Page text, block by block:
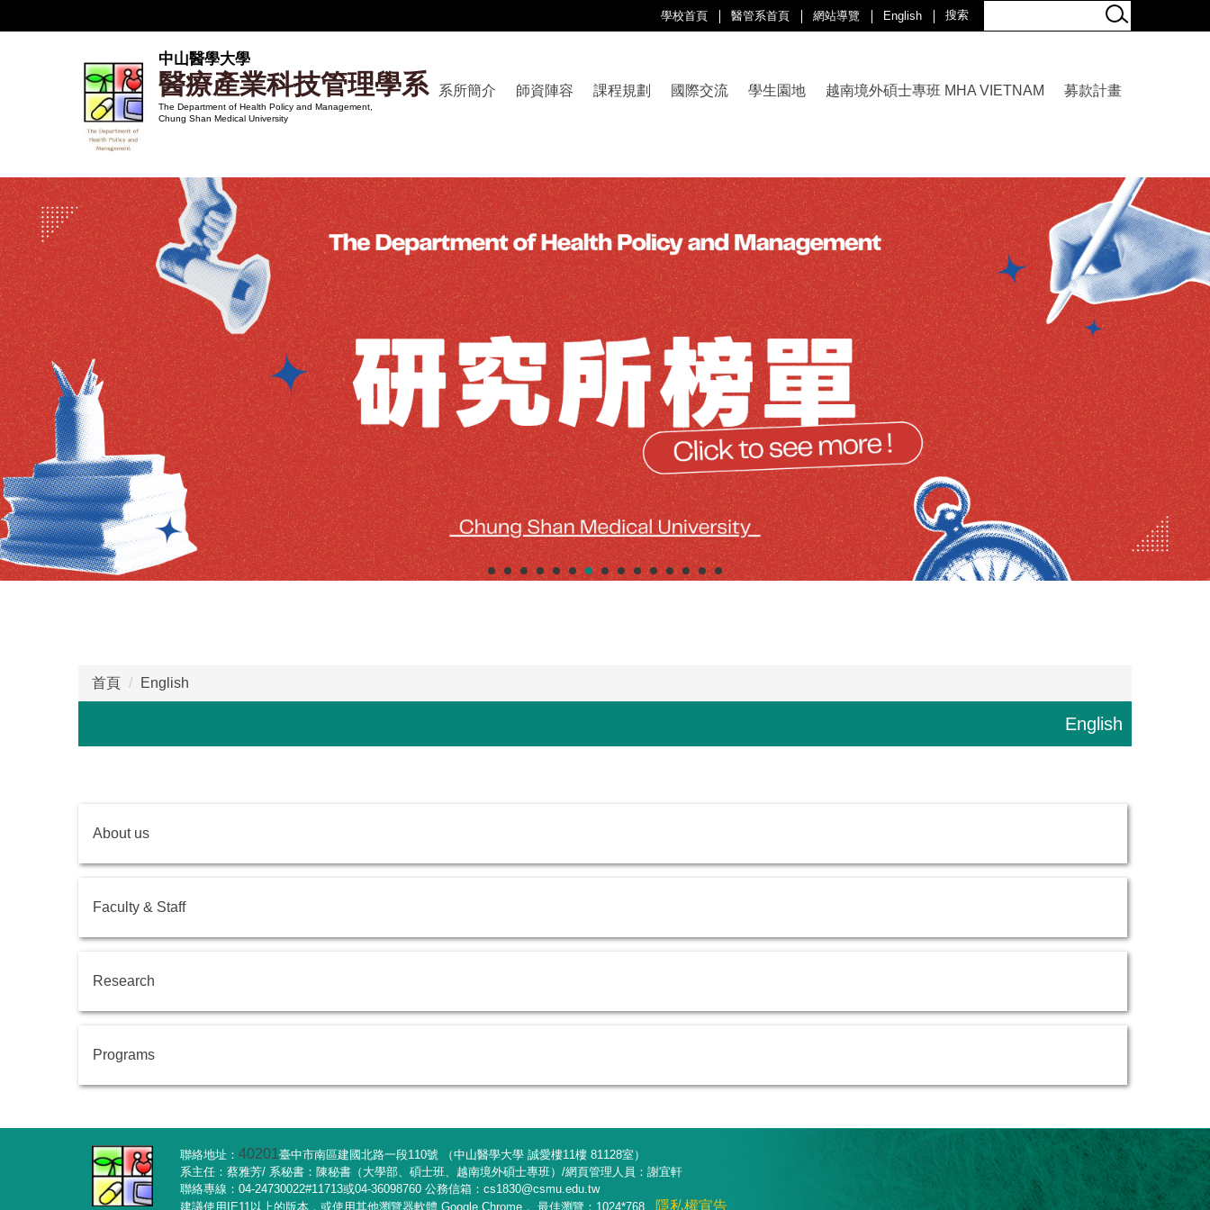
到
中山醫學大學
醫療產業科技管理學系
The Department of Health Policy and Management,
Chung Shan Medical University
系所簡介 師資陣容 課程規劃 國際交流 學生園地 越南境外碩士專班 MHA VIETNAM 募款計畫
學校首頁 醫管系首頁 網站導覽 English
首頁 English
English
About us
Faculty & Staff
Research
Programs
聯絡地址： 40201 臺中市南區建國北路一段110號 （中山醫學大學 誠愛樓11樓 81128室）
系主任：蔡雅芳/ 系秘書：陳秘書（大學部、碩士班、越南境外碩士專班）/網頁管理人員：謝宜軒
聯絡專線：04-24730022#11713或04-36098760 公務信箱：cs1830@csmu.edu.tw
建議使用IE11以上的版本，或使用其他瀏覽器軟體 Google Chrome， 最佳瀏覽：1024*768
隱私權宣告